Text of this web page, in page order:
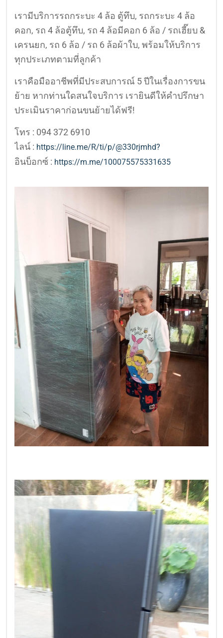
เรามีบริการรถกระบะ 4 ล้อ ตู้ทึบ, รถกระบะ 4 ล้อ
คอก, รถ 4 ล้อตู้ทึบ, รถ 4 ล้อมีคอก 6 ล้อ / รถเฮี๊ยบ &
เครนยก, รถ 6 ล้อ / รถ 6 ล้อผ้าใบ, พร้อมให้บริการ
ทุกประเภทตามที่ลูกค้า
เราคือมืออาชีพที่มีประสบการณ์ 5 ปีในเรื่องการขน
ย้าย หากท่านใดสนใจบริการ เรายินดีให้คำปรึกษา
ประเมินราคาก่อนขนย้ายได้ฟรี!
โทร : 094 372 6910
ไลน์ : https://line.me/R/ti/p/@330rjmhd?
อินบ็อกซ์ : https://m.me/100075575331635